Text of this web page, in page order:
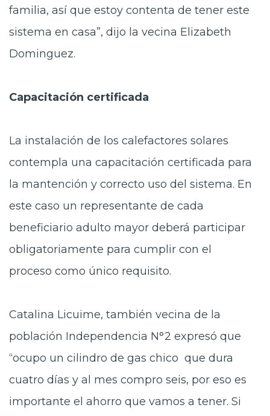
familia, así que estoy contenta de tener este
sistema en casa”, dijo la vecina Elizabeth
Dominguez.
Capacitación certificada
La instalación de los calefactores solares
contempla una capacitación certificada para
la mantención y correcto uso del sistema. En
este caso un representante de cada
beneficiario adulto mayor deberá participar
obligatoriamente para cumplir con el
proceso como único requisito.
Catalina Licuime, también vecina de la
población Independencia N°2 expresó que
“ocupo un cilindro de gas chico que dura
cuatro días y al mes compro seis, por eso es
importante el ahorro que vamos a tener. Si